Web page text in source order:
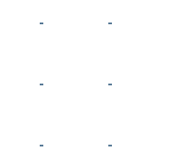
- -
- -
- -